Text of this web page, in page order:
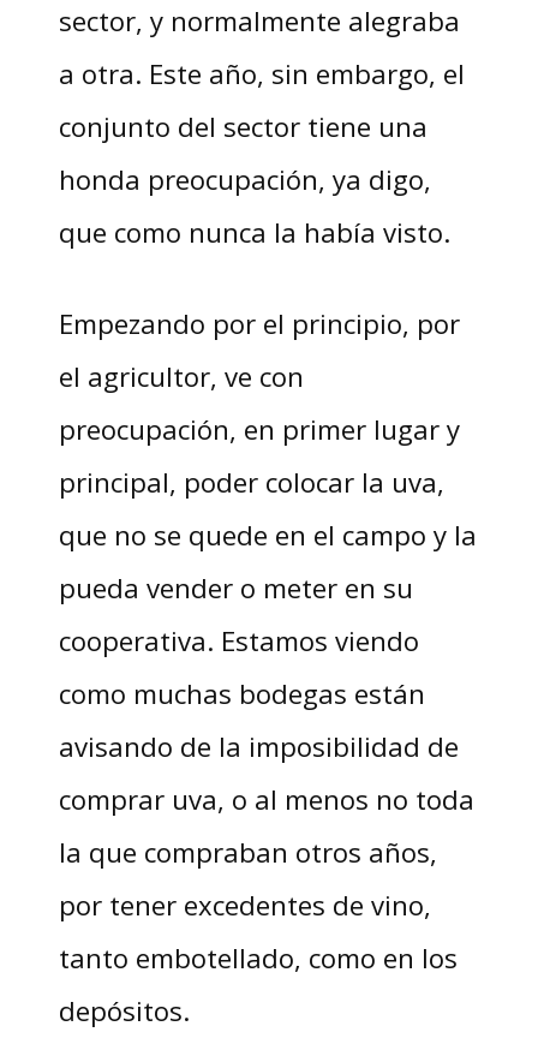
sector, y normalmente alegraba
a otra. Este año, sin embargo, el
conjunto del sector tiene una
honda preocupación, ya digo,
que como nunca la había visto.
Empezando por el principio, por
el agricultor, ve con
preocupación, en primer lugar y
principal, poder colocar la uva,
que no se quede en el campo y la
pueda vender o meter en su
cooperativa. Estamos viendo
como muchas bodegas están
avisando de la imposibilidad de
comprar uva, o al menos no toda
la que compraban otros años,
por tener excedentes de vino,
tanto embotellado, como en los
depósitos.